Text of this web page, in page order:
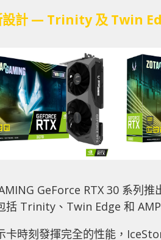
設計 — Trinity 及 Twin
GeForce RTX 30 系列
括 Trinity、Twin Edge 和
卡時刻發揮完全的性能，